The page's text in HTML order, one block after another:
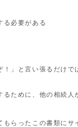
る必要がある
」と言い張るだけで
ために、他の相続人
もらったこの書類に